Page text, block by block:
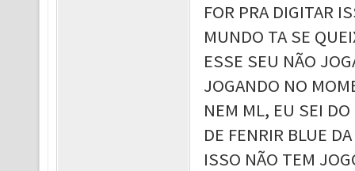
FOR PRA DIGITAR
MUNDO TA SE
ESSE SEU NÃO
JOGANDO NO
NEM ML, EU SEI
DE FENRIR BLUE
ISSO NÃO TEM